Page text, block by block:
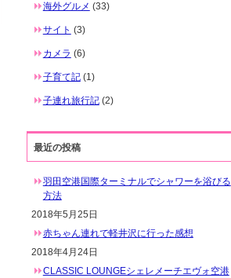
海外グルメ (33)
サイト (3)
カメラ (6)
子育て記(1)
子連れ旅行記(2)
最近の投稿
羽田空港国際ターミナルでシャワーを浴びる
方法
2018年5月25日
赤ちゃん連れで軽井沢に行った感想
2018年4月24日
CLASSIC LOUNGEシェレメーチエヴォ空港